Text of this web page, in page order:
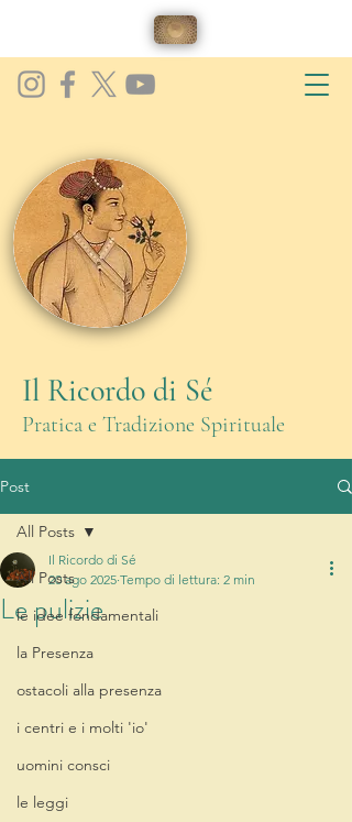
Il Ricordo di Sé
Pratica e Tradizione Spirituale
Post
All Posts
le idee fondamentali
la Presenza
ostacoli alla presenza
i centri e i molti 'io'
uomini consci
le leggi
All Posts
Le pulizie
Il Ricordo di Sé
20 ago 2025 Tempo di lettura: 2 min